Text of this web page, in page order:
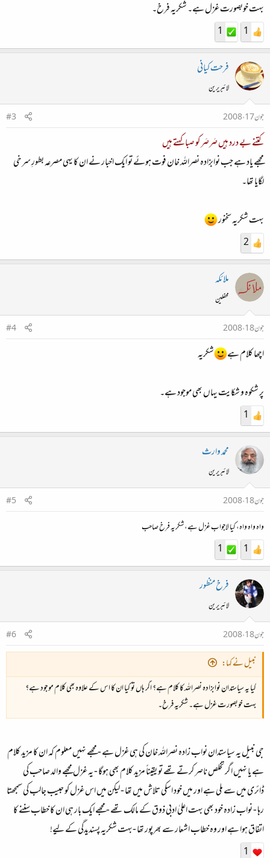
بہت خوبصورت غزل ہے۔ شکریہ فرخ۔
1
1
فرحت کیانی
لائبریرین
جون 17، 2008
#3
کتنے بے درد ہیں صَرصَر کو صبا کہتے ہیں
مجھے یاد ہے جب نوابزادہ نصراللہ خان فوت ہوئے تو ایک اخبار نے ان کا یہی مصرعہ بطورِ سرخی
لگایا تھا۔
بہت شکریہ سخنور
2
ملائکہ
محفلین
جون 18، 2008
#4
اچھا کلام ہے شکریہ
پر شکوہ و شکایت یہاں بھی موجود ہے۔
1
محمد وارث
لائبریرین
جون 18، 2008
#5
واہ واہ واہ، کیا لاجواب غزل ہے، شکریہ فرخ صاحب
1
1
فرخ منظور
لائبریرین
جون 18، 2008
#6
نبیل نے کہا:
کیا یہ سیاستدان نوابزادہ نصراللہ کا کلام ہے؟ اگر ہاں تو کیا ان کا اس کے علاوہ بھی کلام موجود ہے؟
بہت خوبصورت غزل ہے۔ شکریہ فرخ۔
جی نبیل یہ سیاستدان نواب زادہ نصراللہ خان کی ہی غزل ہے - مجھے نہیں معلوم کہ ان کا مزید کلام
ہے یا نہیں اگر تخلص ناصر کرتے تھے تو یقیناً مزید کلام بھی ہوگا - یہ غزل مجھے والد صاحب کی
ڈائری میں سے ملی ہے اور میں خود اسکی تلاش میں تھا - لیکن میں اس غزل کو حبیب جالب کی سمجھتا
رہا - نواب زادہ خود بھی بہت اعلیٰ ادبی ذوق کے مالک تھے - مجھے ایک بار ہی ان کا خطاب سننے کا
اتفاق ہوا ہے اور وہ خطاب اشعار سے بھرپور تھا -بہت شکریہ پسندیدگی کے لیے!‌
1